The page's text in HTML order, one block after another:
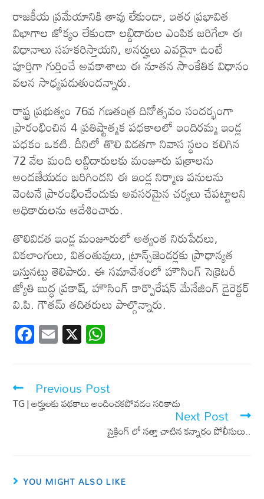
రాజ‌కీయ ప్రమేయానికి తావు లేకుండా, ఇత‌ర ప్ర‌భావిత
విభాగాల జోక్యం లేకుండా ల‌బ్దిదారుల ఎంపిక జ‌రిగేలా ఈ
విధానాలు స‌హ‌క‌రిస్తాయని, అన‌ర్హులు ఎవ‌రైనా ఉంటే
పూర్తిగా గుర్తించే అవ‌కాశాలు ఈ నూత‌న సాంకేతిక విధానం
వ‌ల‌న సాధ్య‌ప‌డుతుంద‌న్నారు.
రాష్ట్ర ప్ర‌భుత్వం 76వ గ‌ణ‌తంత్ర దినోత్సవం సంద‌ర్భంగా
ప్రారంభించిన 4 ప్ర‌తిష్టాత్మ‌క ప‌ధ‌కాల‌లో ఇందిర‌మ్మ ఇండ్ల
ప‌ధ‌కం ఒక‌టి. దీనిలో తొలి విడ‌త‌గా నివాస స్ధ‌లం క‌లిగిన
72 వేల మంది ల‌బ్దిదారుల‌కు మంజూరు ప‌త్రాల‌ను
అంద‌జేయ‌డం జ‌రిగింద‌ని ఈ ఇండ్ల నిర్మాణ‌ ప‌నులను
వెంటనే ప్రారంభించేందుకు అవ‌స‌ర‌మైన చ‌ర్య‌లు చేప‌ట్టాల‌ని
అధికారుల‌ను ఆదేశించారు.
తొలివిడ‌త ఇండ్ల మంజూరులో అత్యంత నిరుపేద‌లు,
విక‌లాంగులు, వితంతువులు, ట్రాన్స్‌జెండ‌ర్ల‌కు ప్రాధాన్యత
ఇస్తునట్టు తెలిపారు. ఈ సమావేశంలో హౌసింగ్ సెక్రెటరీ
జ్యోతి బుద్ధ ప్రకాష్, హౌసింగ్ కార్పొరేషన్ మేనేజింగ్ డైరెక్టర్
వి.పి. గౌతమ్ తదితరులు పాల్గొన్నారు.
F
ac
b
o
E
m
X
s
A
p
p
Previous Post
TG | అర్హులకు ప‌థ‌కాలు అందించ‌క‌పోవ‌డం స‌రికాదు
Next Post
సైక్లింగ్ లో సత్తా చాటిన కన్నారం పోలీసులు..
YOU MIGHT ALSO LIKE